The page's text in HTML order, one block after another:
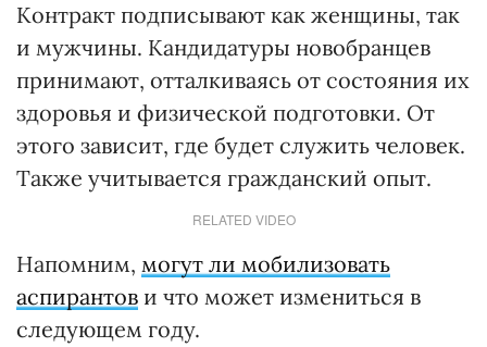
Контракт подписывают как женщины, так
и мужчины. Кандидатуры новобранцев
принимают, отталкиваясь от состояния их
здоровья и физической подготовки. От
этого зависит, где будет служить человек.
Также учитывается гражданский опыт.
RELATED VIDEO
Напомним, могут ли мобилизовать
аспирантов и что может измениться в
следующем году.